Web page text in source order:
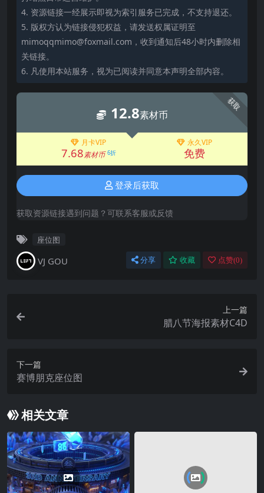
4. 资源链接一经展示即视为索引服务已完成，不支持退还。
5. 版权方认为链接侵犯权益，请发送权属证明至
mimoqqmimo@foxmail.com，收到通知后48小时内删除相
关链接。
6. 凡使用本站服务，视为已阅读并同意本声明全部内容。
获取
12.8素材币
月卡VIP
7.68素材币 6折
永久VIP
免费
登录后获取
获取资源链接遇到问题？可联系客服或反馈
座位图
VJ GOU 分享 收藏 点赞(0)
上一篇
腊八节海报素材C4D
下一篇
赛博朋克座位图
相关文章